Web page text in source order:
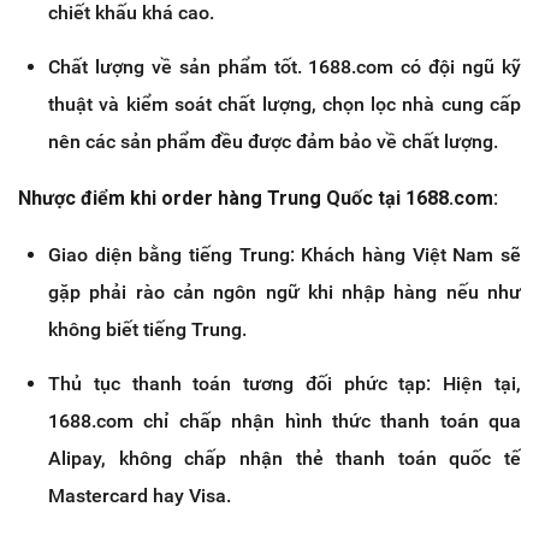
chiết khấu khá cao.
Chất lượng về sản phẩm tốt. 1688.com có đội ngũ kỹ
thuật và kiểm soát chất lượng, chọn lọc nhà cung cấp
nên các sản phẩm đều được đảm bảo về chất lượng.
Nhược điểm khi order hàng Trung Quốc tại 1688.com:
Giao diện bằng tiếng Trung: Khách hàng Việt Nam sẽ
gặp phải rào cản ngôn ngữ khi nhập hàng nếu như
không biết tiếng Trung.
Thủ tục thanh toán tương đối phức tạp: Hiện tại,
1688.com chỉ chấp nhận hình thức thanh toán qua
Alipay, không chấp nhận thẻ thanh toán quốc tế
Mastercard hay Visa.